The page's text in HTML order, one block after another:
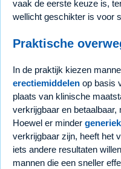
vaak de eerste keuze is,
wellicht geschikter is voor
Praktische
In de praktijk kiezen
erectiemiddelen op basis
plaats van klinische
verkrijgbaar en betaalbaar,
Hoewel er minder
verkrijgbaar zijn, heeft het
iets andere resultaten
mannen die een sneller